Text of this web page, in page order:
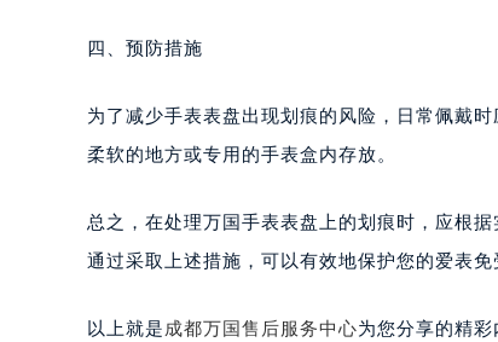
四、预防措施
为了减少手表表盘出现划痕的风险，日常佩戴
柔软的地方或专用的手表盒内存放。
总之，在处理万国手表表盘上的划痕时，应根
通过采取上述措施，可以有效地保护您的爱表免
以上就是 成都万国售后服务中心为您分享的精